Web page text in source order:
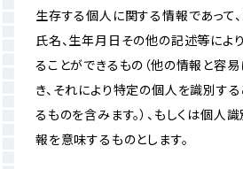
生存する個人に関する情報であって
氏名、生年月日その他の記述等によ
ることができるもの（他の情報と容
き、それにより特定の個人を識別す
るものを含みます。）、もしくは個人
報を意味するものとします。